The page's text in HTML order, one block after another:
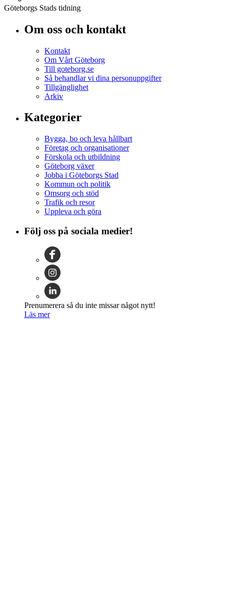
Göteborgs Stads tidning
Om oss och kontakt
Kontakt
Om Vårt Göteborg
Till goteborg.se
Så behandlar vi dina personuppgifter
Tillgänglighet
Arkiv
Kategorier
Bygga, bo och leva hållbart
Företag och organisationer
Förskola och utbildning
Göteborg växer
Jobba i Göteborgs Stad
Kommun och politik
Omsorg och stöd
Trafik och resor
Uppleva och göra
Följ oss på sociala medier!
Prenumerera så du inte missar något nytt!
Läs mer